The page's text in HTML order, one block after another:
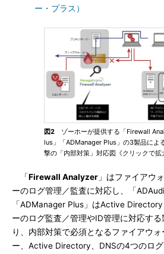
ー・プラス）
図2 ゾーホーが提供する「Firewall
lus」「ADManager Plus」の3製品によ
撃の「内部対策」対応図《クリックで拡
「Firewall Analyzer 」はファイアウ
ーのログ管理／監査に対応し、「
「ADManager Plus」はActive
ーのログ監査／管理やID管理に対応す
り、内部対策で必須となるファイアウ
ー、Active Directory、DNSの4つのロ